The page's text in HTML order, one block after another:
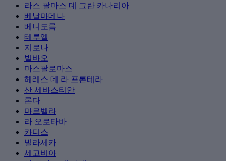
라스 팔마스 데 그란 카나리아
베날마데나
베니도름
테루엘
지로나
빌바오
마스팔로마스
헤레스 데 라 프론테라
산 세바스티안
론다
마르벨라
라 오로타바
카디스
빌라세카
세고비아